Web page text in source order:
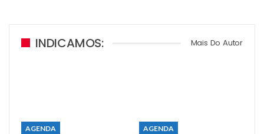
INDICAMOS: Mais Do Autor
AGENDA AGENDA